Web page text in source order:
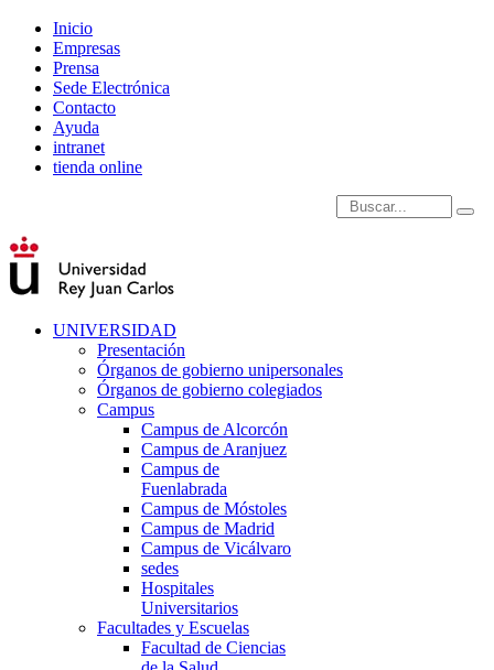
Inicio
Empresas
Prensa
Sede Electrónica
Contacto
Ayuda
intranet
tienda online
Introduce términos de
UNIVERSIDAD
Presentación
Órganos de gobierno unipersonales
Órganos de gobierno colegiados
Campus
Campus de Alcorcón
Campus de Aranjuez
Campus de
Fuenlabrada
Campus de Móstoles
Campus de Madrid
Campus de Vicálvaro
sedes
Hospitales
Universitarios
Facultades y Escuelas
Facultad de Ciencias